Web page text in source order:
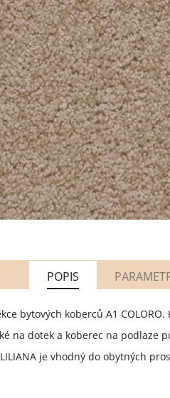
POPIS
bytových koberců A1
na dotek a koberec na
je vhodný do obytných